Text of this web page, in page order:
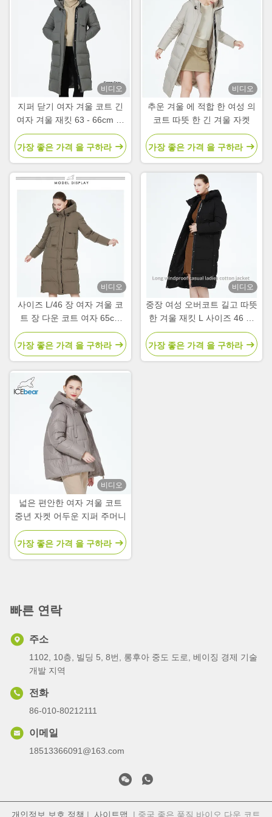
비디오
지퍼 닫기 여자 겨울 코트 긴
여자 겨울 재킷 63 - 66cm 장
수
가장 좋은 가격 을 구하라
비디오
추운 겨울 에 적합 한 여성 의
코트 따뜻 한 긴 겨울 자켓
가장 좋은 가격 을 구하라
비디오
사이즈 L/46 장 여자 겨울 코
트 장 다운 코트 여자 65cm
장袖
가장 좋은 가격 을 구하라
비디오
중장 여성 오버코트 길고 따뜻
한 겨울 재킷 L 사이즈 46 사
이즈
가장 좋은 가격 을 구하라
비디오
넓은 편안한 여자 겨울 코트
중년 자켓 어두운 지퍼 주머니
가장 좋은 가격 을 구하라
빠른 연락
주소
1102, 10층, 빌딩 5, 8번, 롱후아 중도 도로, 베이징 경제 기술
개발 지역
전화
86-010-80212111
이메일
18513366091@163.com
개인정보 보호 정책 | 사이트맵 | 중국 좋은 품질 바이오 다운 코트